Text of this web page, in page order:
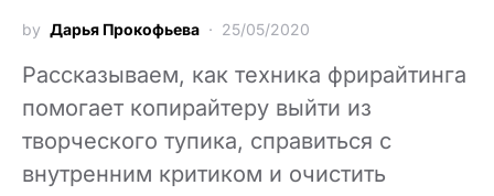
by Дарья Прокофьева 25/05/2020
Рассказываем, как техника фрирайтинга
помогает копирайтеру выйти из
творческого тупика, справиться с
внутренним критиком и очистить